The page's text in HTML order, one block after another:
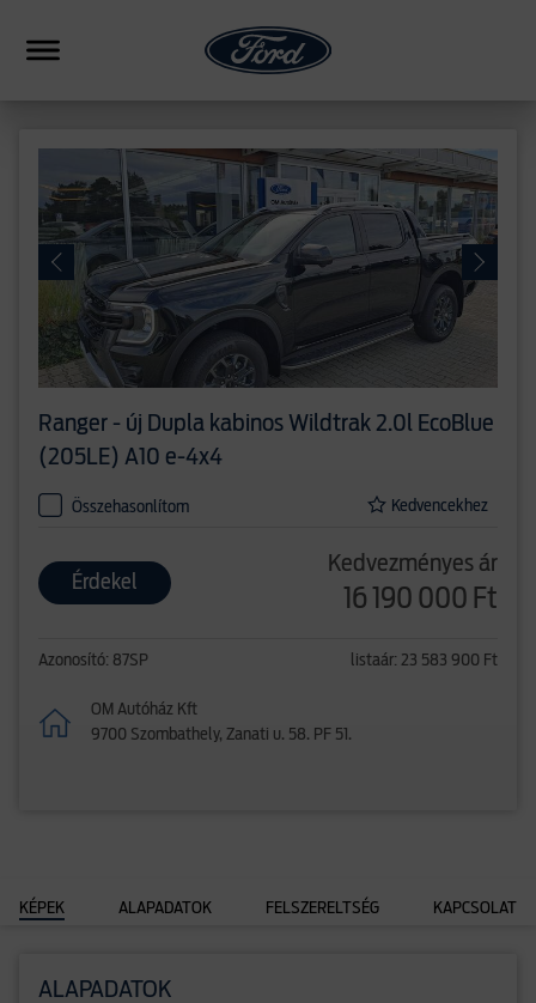
HIBRID
SUV
Ranger - új Dupla kabinos Wildtrak 2.0l EcoBlue
(205LE) A10 e-4x4
Összehasonlítom Kedvencekhez
Érdekel
Kedvezményes ár
16 190 000 Ft
Azonosító: 87SP listaár: 23 583 900 Ft
OM Autóház Kft
9700 Szombathely, Zanati u. 58. PF 51.
KÉPEK ALAPADATOK FELSZERELTSÉG KAPCSOLAT
ALAPADATOK